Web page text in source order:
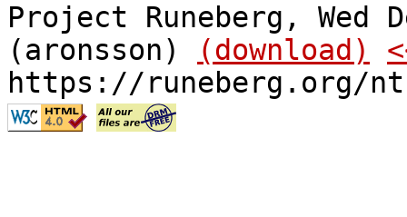
Project Runeberg, Wed
(aronsson)
(download)
https://runeberg.org/